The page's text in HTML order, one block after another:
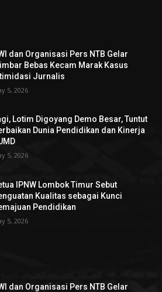
dan Organisasi Pers NTB Gelar
Bebas Kecam Marak Kasus
Jurnalis
5, 2026
Lotim Digoyang Demo Besar, Tuntut
Dunia Pendidikan dan Kinerja
5, 2026
IPNW Lombok Timur Sebut
Kualitas sebagai Kunci
Pendidikan
5, 2026
dan Organisasi Pers NTB Gelar